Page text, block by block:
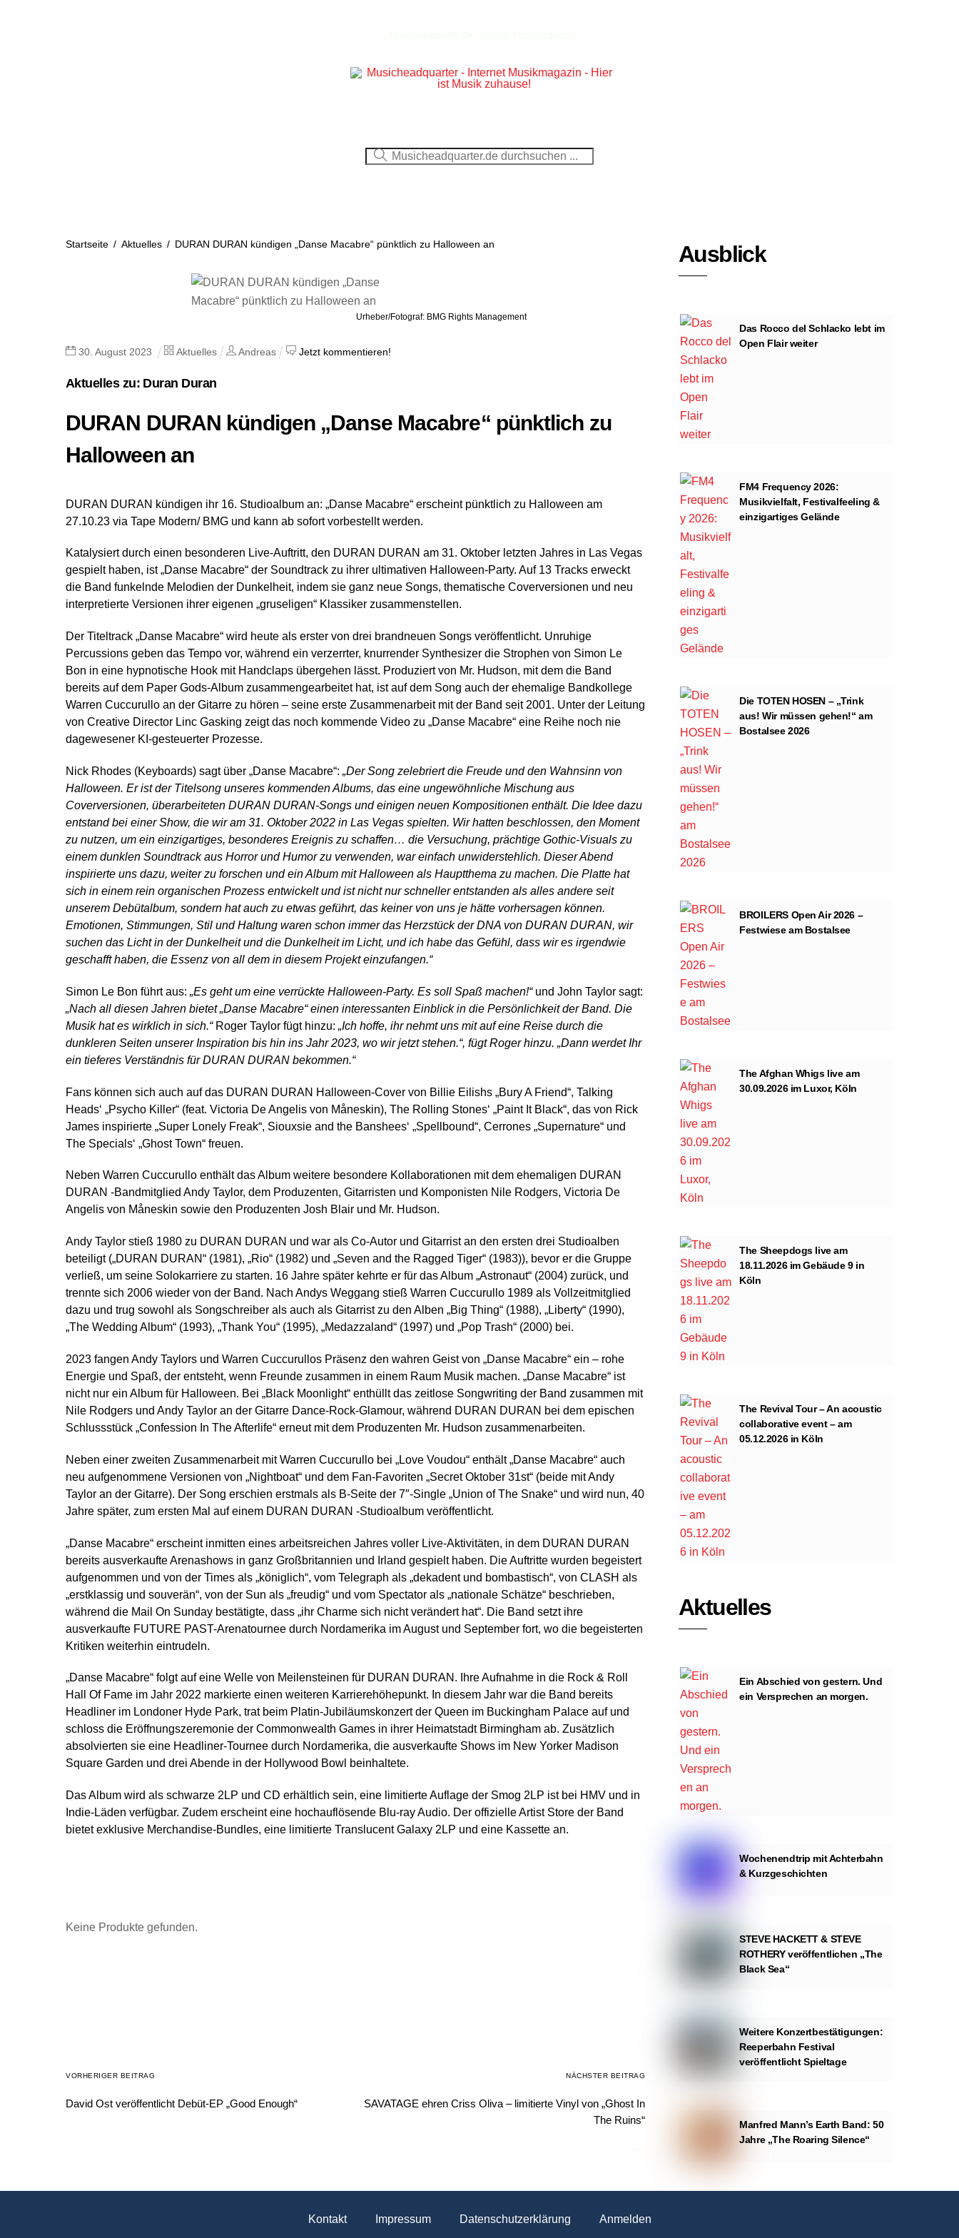
Startseite / Aktuelles / DURAN DURAN kündigen „Danse Macabre“ pünktlich zu Halloween an
Urheber/Fotograf: BMG Rights Management
30 August 2023 Aktuelles Andreas Jetzt kommentieren!
Aktuelles zu: Duran Duran
DURAN DURAN kündigen „Danse Macabre“ pünktlich zu
Halloween an
DURAN DURAN kündigen ihr 16. Studioalbum an: „Danse Macabre“ erscheint pünktlich zu Halloween am
27.10.23 via Tape Modern/ BMG und kann ab sofort vorbestellt werden.
Katalysiert durch einen besonderen Live-Auftritt, den DURAN DURAN am 31. Oktober letzten Jahres in Las Vegas
gespielt haben, ist „Danse Macabre“ der Soundtrack zu ihrer ultimativen Halloween-Party. Auf 13 Tracks erweckt
die Band funkelnde Melodien der Dunkelheit, indem sie ganz neue Songs, thematische Coverversionen und neu
interpretierte Versionen ihrer eigenen „gruseligen“ Klassiker zusammenstellen.
Der Titeltrack „Danse Macabre“ wird heute als erster von drei brandneuen Songs veröffentlicht. Unruhige
Percussions geben das Tempo vor, während ein verzerrter, knurrender Synthesizer die Strophen von Simon Le
Bon in eine hypnotische Hook mit Handclaps übergehen lässt. Produziert von Mr. Hudson, mit dem die Band
bereits auf dem Paper Gods-Album zusammengearbeitet hat, ist auf dem Song auch der ehemalige Bandkollege
Warren Cuccurullo an der Gitarre zu hören – seine erste Zusammenarbeit mit der Band seit 2001. Unter der Leitung
von Creative Director Linc Gasking zeigt das noch kommende Video zu „Danse Macabre“ eine Reihe noch nie
dagewesener KI-gesteuerter Prozesse.
Nick Rhodes (Keyboards) sagt über „Danse Macabre“: „Der Song zelebriert die Freude und den Wahnsinn von
Halloween. Er ist der Titelsong unseres kommenden Albums, das eine ungewöhnliche Mischung aus
Coverversionen, überarbeiteten DURAN DURAN-Songs und einigen neuen Kompositionen enthält. Die Idee dazu
entstand bei einer Show, die wir am 31. Oktober 2022 in Las Vegas spielten. Wir hatten beschlossen, den Moment
zu nutzen, um ein einzigartiges, besonderes Ereignis zu schaffen… die Versuchung, prächtige Gothic-Visuals zu
einem dunklen Soundtrack aus Horror und Humor zu verwenden, war einfach unwiderstehlich. Dieser Abend
inspirierte uns dazu, weiter zu forschen und ein Album mit Halloween als Hauptthema zu machen. Die Platte hat
sich in einem rein organischen Prozess entwickelt und ist nicht nur schneller entstanden als alles andere seit
unserem Debütalbum, sondern hat auch zu etwas geführt, das keiner von uns je hätte vorhersagen können.
Emotionen, Stimmungen, Stil und Haltung waren schon immer das Herzstück der DNA von DURAN DURAN, wir
suchen das Licht in der Dunkelheit und die Dunkelheit im Licht, und ich habe das Gefühl, dass wir es irgendwie
geschafft haben, die Essenz von all dem in diesem Projekt einzufangen.“
Simon Le Bon führt aus: „Es geht um eine verrückte Halloween-Party. Es soll Spaß machen!“und John Taylor sagt:
„Nach all diesen Jahren bietet „Danse Macabre“ einen interessanten Einblick in die Persönlichkeit der Band. Die
Musik hat es wirklich in sich.“Roger Taylor fügt hinzu: „Ich hoffe, ihr nehmt uns mit auf eine Reise durch die
dunkleren Seiten unserer Inspiration bis hin ins Jahr 2023, wo wir jetzt stehen.“, fügt Roger hinzu. „Dann werdet Ihr
ein tieferes Verständnis für DURAN DURAN bekommen.“
Fans können sich auch auf das DURAN DURAN Halloween-Cover von Billie Eilishs „Bury A Friend“, Talking
Heads‘ „Psycho Killer“ (feat. Victoria De Angelis von Måneskin), The Rolling Stones‘ „Paint It Black“, das von Rick
James inspirierte „Super Lonely Freak“, Siouxsie and the Banshees‘ „Spellbound“, Cerrones „Supernature“ und
The Specials‘ „Ghost Town“ freuen.
Neben Warren Cuccurullo enthält das Album weitere besondere Kollaborationen mit dem ehemaligen DURAN
DURAN -Bandmitglied Andy Taylor, dem Produzenten, Gitarristen und Komponisten Nile Rodgers, Victoria De
Angelis von Måneskin sowie den Produzenten Josh Blair und Mr. Hudson.
Andy Taylor stieß 1980 zu DURAN DURAN und war als Co-Autor und Gitarrist an den ersten drei Studioalben
beteiligt („DURAN DURAN“ (1981), „Rio“ (1982) und „Seven and the Ragged Tiger“ (1983)), bevor er die Gruppe
verließ, um seine Solokarriere zu starten. 16 Jahre später kehrte er für das Album „Astronaut“ (2004) zurück, und
trennte sich 2006 wieder von der Band. Nach Andys Weggang stieß Warren Cuccurullo 1989 als Vollzeitmitglied
dazu und trug sowohl als Songschreiber als auch als Gitarrist zu den Alben „Big Thing“ (1988), „Liberty“ (1990),
„The Wedding Album“ (1993), „Thank You“ (1995), „Medazzaland“ (1997) und „Pop Trash“ (2000) bei.
2023 fangen Andy Taylors und Warren Cuccurullos Präsenz den wahren Geist von „Danse Macabre“ ein – rohe
Energie und Spaß, der entsteht, wenn Freunde zusammen in einem Raum Musik machen. „Danse Macabre“ ist
nicht nur ein Album für Halloween. Bei „Black Moonlight“ enthüllt das zeitlose Songwriting der Band zusammen mit
Nile Rodgers und Andy Taylor an der Gitarre Dance-Rock-Glamour, während DURAN DURAN bei dem epischen
Schlussstück „Confession In The Afterlife“ erneut mit dem Produzenten Mr. Hudson zusammenarbeiten.
Neben einer zweiten Zusammenarbeit mit Warren Cuccurullo bei „Love Voudou“ enthält „Danse Macabre“ auch
neu aufgenommene Versionen von „Nightboat“ und dem Fan-Favoriten „Secret Oktober 31st“ (beide mit Andy
Taylor an der Gitarre). Der Song erschien erstmals als B-Seite der 7″-Single „Union of The Snake“ und wird nun, 40
Jahre später, zum ersten Mal auf einem DURAN DURAN -Studioalbum veröffentlicht.
„Danse Macabre“ erscheint inmitten eines arbeitsreichen Jahres voller Live-Aktivitäten, in dem DURAN DURAN
bereits ausverkaufte Arenashows in ganz Großbritannien und Irland gespielt haben. Die Auftritte wurden begeistert
aufgenommen und von der Times als „königlich“, vom Telegraph als „dekadent und bombastisch“, von CLASH als
„erstklassig und souverän“, von der Sun als „freudig“ und vom Spectator als „nationale Schätze“ beschrieben,
während die Mail On Sunday bestätigte, dass „ihr Charme sich nicht verändert hat“. Die Band setzt ihre
ausverkaufte FUTURE PAST-Arenatournee durch Nordamerika im August und September fort, wo die begeisterten
Kritiken weiterhin eintrudeln.
„Danse Macabre“ folgt auf eine Welle von Meilensteinen für DURAN DURAN. Ihre Aufnahme in die Rock & Roll
Hall Of Fame im Jahr 2022 markierte einen weiteren Karrierehöhepunkt. In diesem Jahr war die Band bereits
Headliner im Londoner Hyde Park, trat beim Platin-Jubiläumskonzert der Queen im Buckingham Palace auf und
schloss die Eröffnungszeremonie der Commonwealth Games in ihrer Heimatstadt Birmingham ab. Zusätzlich
absolvierten sie eine Headliner-Tournee durch Nordamerika, die ausverkaufte Shows im New Yorker Madison
Square Garden und drei Abende in der Hollywood Bowl beinhaltete.
Das Album wird als schwarze 2LP und CD erhältlich sein, eine limitierte Auflage der Smog 2LP ist bei HMV und in
Indie-Läden verfügbar. Zudem erscheint eine hochauflösende Blu-ray Audio. Der offizielle Artist Store der Band
bietet exklusive Merchandise-Bundles, eine limitierte Translucent Galaxy 2LP und eine Kassette an.
Keine Produkte gefunden.
VORHERIGER BEITRAG
David Ost veröffentlicht Debüt-EP „Good Enough“
NÄCHSTER BEITRAG
SAVATAGE ehren Criss Oliva – limitierte Vinyl von „Ghost In
The Ruins“
Ausblick
Das Rocco del Schlacko lebt im
Open Flair weiter
FM4 Frequency 2026:
Musikvielfalt, Festivalfeeling &
einzigartiges Gelände
Die TOTEN HOSEN – „Trink
aus! Wir müssen gehen!“ am
Bostalsee 2026
BROILERS Open Air 2026 –
Festwiese am Bostalsee
The Afghan Whigs live am
30.09.2026 im Luxor, Köln
The Sheepdogs live am
18.11.2026 im Gebäude 9 in
Köln
The Revival Tour – An acoustic
collaborative event – am
05.12.2026 in Köln
Aktuelles
Ein Abschied von gestern. Und
ein Versprechen an morgen.
Wochenendtrip mit Achterbahn
& Kurzgeschichten
STEVE HACKETT & STEVE
ROTHERY veröffentlichen „The
Black Sea“
Weitere Konzertbestätigungen:
Reeperbahn Festival
veröffentlicht Spieltage
Manfred Mann’s Earth Band: 50
Jahre „The Roaring Silence“
Kontakt Impressum Datenschutzerklärung Anmelden